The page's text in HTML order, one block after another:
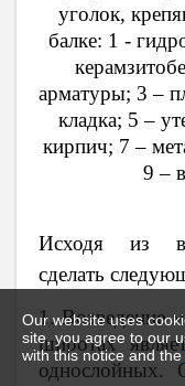
Our website uses
site, you agree to our
with this notice and the
уголок,
балке: 1 -
арматуры; 3 –
кладка; 5 –
кирпич; 7 –
9 –
Исходя из
сделать
1. Возведение
широтах
однослойных.